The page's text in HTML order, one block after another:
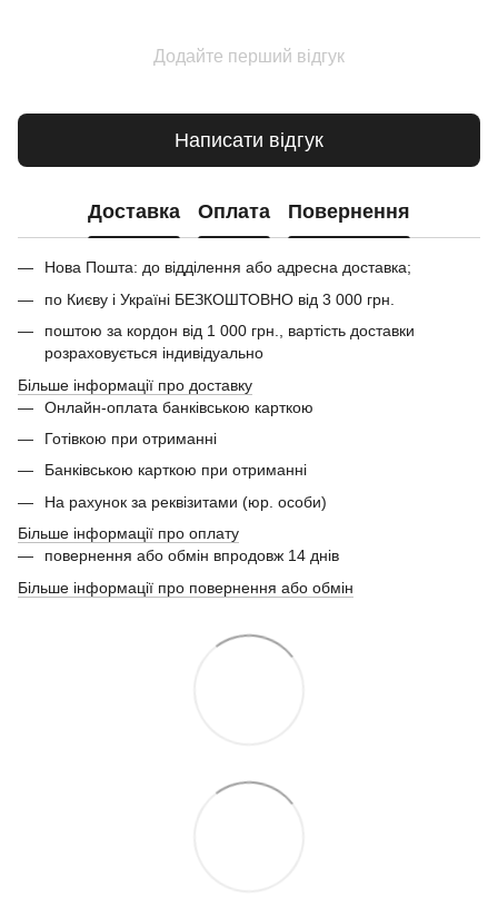
Додайте перший відгук
Написати відгук
Доставка Оплата Повернення
Нова Пошта: до відділення або адресна доставка;
по Києву і Україні БЕЗКОШТОВНО від 3 000 грн.
поштою за кордон від 1 000 грн., вартість доставки
розраховується індивідуально
Більше інформації про доставку
Онлайн-оплата банківською карткою
Готівкою при отриманні
Банківською карткою при отриманні
На рахунок за реквізитами (юр. особи)
Більше інформації про оплату
повернення або обмін впродовж 14 днів
Більше інформації про повернення або обмін